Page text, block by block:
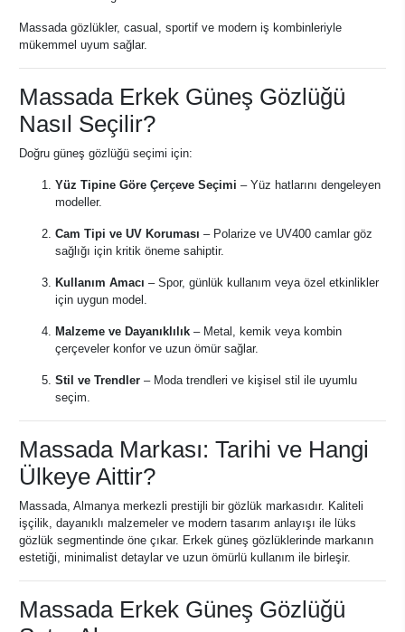
Massada gözlükler, casual, sportif ve modern iş kombinleriyle
mükemmel uyum sağlar.
Massada Erkek Güneş Gözlüğü
Nasıl Seçilir?
Doğru güneş gözlüğü seçimi için:
Yüz Tipine Göre Çerçeve Seçimi – Yüz hatlarını dengeleyen
modeller.
Cam Tipi ve UV Koruması – Polarize ve UV400 camlar göz
sağlığı için kritik öneme sahiptir.
Kullanım Amacı – Spor, günlük kullanım veya özel etkinlikler
için uygun model.
Malzeme ve Dayanıklılık – Metal, kemik veya kombin
çerçeveler konfor ve uzun ömür sağlar.
Stil ve Trendler – Moda trendleri ve kişisel stil ile uyumlu
seçim.
Massada Markası: Tarihi ve Hangi
Ülkeye Aittir?
Massada, Almanya merkezli prestijli bir gözlük markasıdır. Kaliteli
işçilik, dayanıklı malzemeler ve modern tasarım anlayışı ile lüks
gözlük segmentinde öne çıkar. Erkek güneş gözlüklerinde markanın
estetiği, minimalist detaylar ve uzun ömürlü kullanım ile birleşir.
Massada Erkek Güneş Gözlüğü